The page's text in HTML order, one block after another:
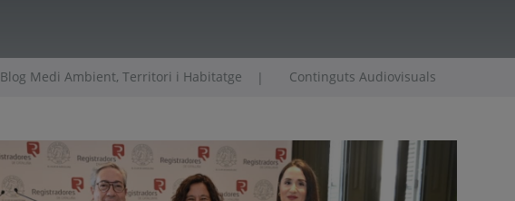
Blog Medi Ambient, Territori i Habitatge | Continguts Audiovisuals